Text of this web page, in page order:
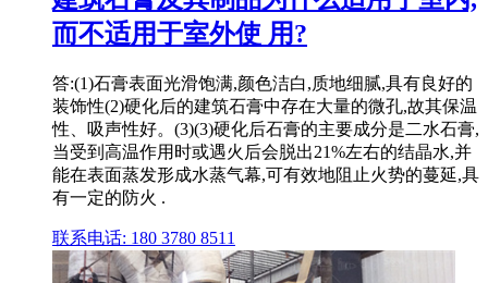
而不适用于室外使 用?
答:(1)石膏表面光滑饱满,颜色洁白,质地细腻,具有良好的
装饰性(2)硬化后的建筑石膏中存在大量的微孔,故其保温
性、吸声性好。(3)(3)硬化后石膏的主要成分是二水石膏,
当受到高温作用时或遇火后会脱出21%左右的结晶水,并
能在表面蒸发形成水蒸气幕,可有效地阻止火势的蔓延,具
有一定的防火 .
联系电话: 180 3780 8511